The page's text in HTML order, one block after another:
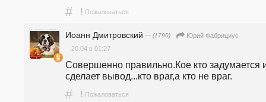
# ! Пожаловаться
Иоанн Дмитровский — (1790)
Юрий Фабрициус
20.04 в 01:27
Совершенно правильно.Кое кто задумается
сделает вывод...кто враг,а кто не враг.
# ! Пожаловаться